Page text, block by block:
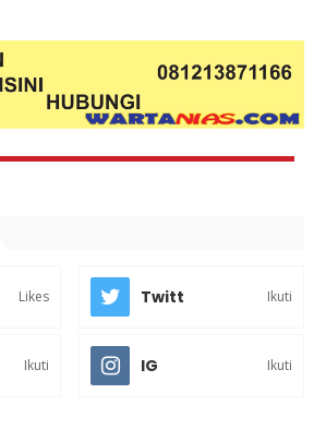
Likes Twitt Ikuti
Ikuti IG Ikuti